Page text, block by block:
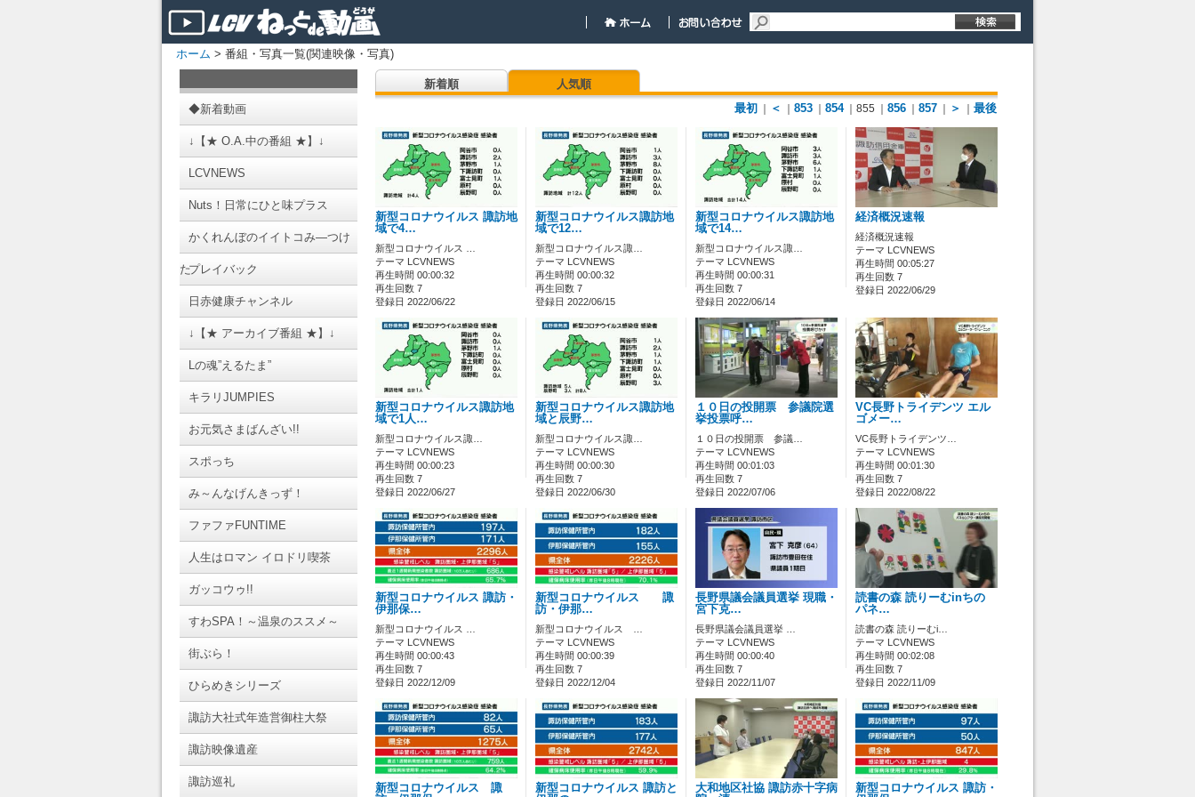
ホーム > 番組・写真一覧(関連映像・写真)
◆新着動画
↓【★ O.A.中の番組 ★】↓
LCVNEWS
Nuts！日常にひと味プラス
かくれんぼのイイトコみ―つけ
たプレイバック
日赤健康チャンネル
↓【★ アーカイブ番組 ★】↓
Lの魂”えるたま”
キラリJUMPIES
お元気さまばんざい!!
スポっち
み～んなげんきっず！
ファファFUNTIME
人生はロマン イロドリ喫茶
ガッコウゥ!!
すわSPA！～温泉のススメ～
街ぶら！
ひらめきシリーズ
諏訪大社式年造営御柱大祭
諏訪映像遺産
諏訪巡礼
新着順
人気順
最初
＜ 853 854 ｜855 856 857 ＞ 最後
新型コロナウイルス 諏訪地
域で4…
新型コロナウイルス …
テーマ LCVNEWS
再生時間 00:00:32
再生回数 7
登録日 2022/06/22
新型コロナウイルス諏訪地
域で12…
新型コロナウイルス諏…
テーマ LCVNEWS
再生時間 00:00:32
再生回数 7
登録日 2022/06/15
新型コロナウイルス諏訪地
域で14…
新型コロナウイルス諏…
テーマ LCVNEWS
再生時間 00:00:31
再生回数 7
登録日 2022/06/14
経済概況速報
経済概況速報
テーマ LCVNEWS
再生時間 00:05:27
再生回数 7
登録日 2022/06/29
新型コロナウイルス諏訪地
域で1人…
新型コロナウイルス諏…
テーマ LCVNEWS
再生時間 00:00:23
再生回数 7
登録日 2022/06/27
新型コロナウイルス諏訪地
域と辰野…
新型コロナウイルス諏…
テーマ LCVNEWS
再生時間 00:00:30
再生回数 7
登録日 2022/06/30
１０日の投開票 参議院選
挙投票呼…
１０日の投開票 参議…
テーマ LCVNEWS
再生時間 00:01:03
再生回数 7
登録日 2022/07/06
VC長野トライデンツ エル
ゴメー…
VC長野トライデンツ…
テーマ LCVNEWS
再生時間 00:01:30
再生回数 7
登録日 2022/08/22
新型コロナウイルス 諏訪・
伊那保…
新型コロナウイルス …
テーマ LCVNEWS
再生時間 00:00:43
再生回数 7
登録日 2022/12/09
新型コロナウイルス 諏
訪・伊那…
新型コロナウイルス …
テーマ LCVNEWS
再生時間 00:00:39
再生回数 7
登録日 2022/12/04
長野県議会議員選挙 現職・
宮下克…
長野県議会議員選挙 …
テーマ LCVNEWS
再生時間 00:00:40
再生回数 7
登録日 2022/11/07
読書の森 読りーむinちの
パネ…
読書の森 読りーむi…
テーマ LCVNEWS
再生時間 00:02:08
再生回数 7
登録日 2022/11/09
新型コロナウイルス 諏
新型コロナウイルス 諏訪と
大和地区社協 諏訪赤十字病
新型コロナウイルス 諏訪・